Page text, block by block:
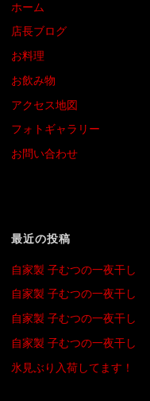
ホーム
店長ブログ
お料理
お飲み物
アクセス地図
フォトギャラリー
お問い合わせ
最近の投稿
自家製 子むつの一夜干し
自家製 子むつの一夜干し
自家製 子むつの一夜干し
自家製 子むつの一夜干し
氷見ぶり入荷してます！